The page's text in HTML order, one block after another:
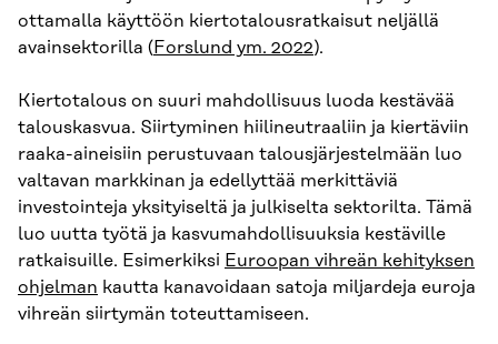
ottamalla käyttöön kiertotalousratkaisut neljällä
avainsektorilla (Forslund ym. 2022).
Kiertotalous on suuri mahdollisuus luoda kestävää
talouskasvua. Siirtyminen hiilineutraaliin ja kiertäviin
raaka-aineisiin perustuvaan talousjärjestelmään luo
valtavan markkinan ja edellyttää merkittäviä
investointeja yksityiseltä ja julkiselta sektorilta. Tämä
luo uutta työtä ja kasvumahdollisuuksia kestäville
ratkaisuille. Esimerkiksi Euroopan vihreän kehityksen
ohjelman kautta kanavoidaan satoja miljardeja euroja
vihreän siirtymän toteuttamiseen.